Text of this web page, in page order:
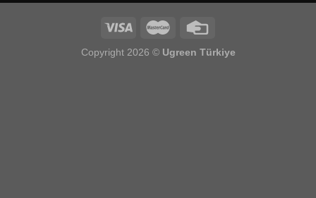
Copyright 2026 © Ugreen Türkiye